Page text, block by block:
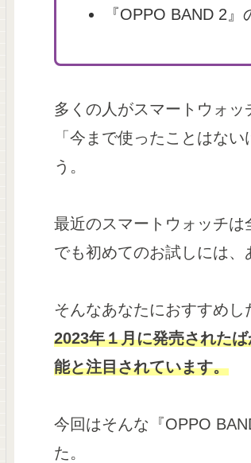
『OPPO BAND 2
多くの人がスマートウォッ
「今まで使ったことはな
う。
最近のスマートウォッチは
でも初めてのお試しには
そんなあなたにおすすめ
2023年１月に発売された
能と注目されています。
今回はそんな『OPPO
た。